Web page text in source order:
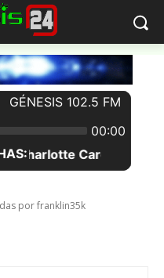
por franklin35k